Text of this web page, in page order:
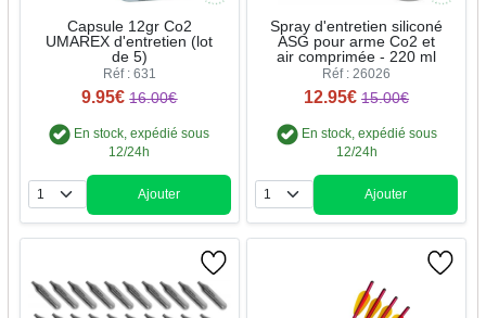
Capsule 12gr Co2
UMAREX d'entretien (lot
de 5)
Réf : 631
9.95€ 16.00€
En stock, expédié sous
12/24h
Quantité
Ajouter
Spray d'entretien siliconé
ASG pour arme Co2 et
air comprimée - 220 ml
Réf : 26026
12.95€ 15.00€
En stock, expédié sous
12/24h
Quantité
Ajouter